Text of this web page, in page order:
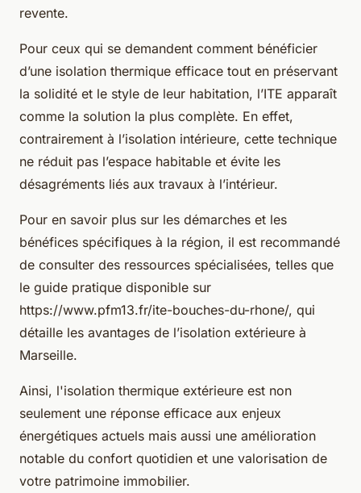
revente.
Pour ceux qui se demandent comment bénéficier
d’une isolation thermique efficace tout en préservant
la solidité et le style de leur habitation, l’ITE apparaît
comme la solution la plus complète. En effet,
contrairement à l’isolation intérieure, cette technique
ne réduit pas l’espace habitable et évite les
désagréments liés aux travaux à l’intérieur.
Pour en savoir plus sur les démarches et les
bénéfices spécifiques à la région, il est recommandé
de consulter des ressources spécialisées, telles que
le guide pratique disponible sur
https://www.pfm13.fr/ite-bouches-du-rhone/, qui
détaille les avantages de l’isolation extérieure à
Marseille.
Ainsi, l'isolation thermique extérieure est non
seulement une réponse efficace aux enjeux
énergétiques actuels mais aussi une amélioration
notable du confort quotidien et une valorisation de
votre patrimoine immobilier.